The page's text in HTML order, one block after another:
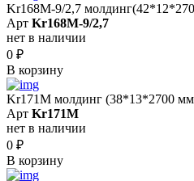
Kr168M-9/2,7
Арт Kr168M-9/2,7
нет в наличии
0 ₽
В корзину
Kr171M молдинг (38*13*2700
Арт Kr171M
нет в наличии
0 ₽
В корзину